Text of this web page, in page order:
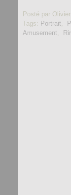
Posté par
Tags: Portrait,
Amusement,